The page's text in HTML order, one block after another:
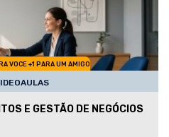
VOCE +1 PARA UM AMIGO
E GESTÃO DE NEGÓCIOS